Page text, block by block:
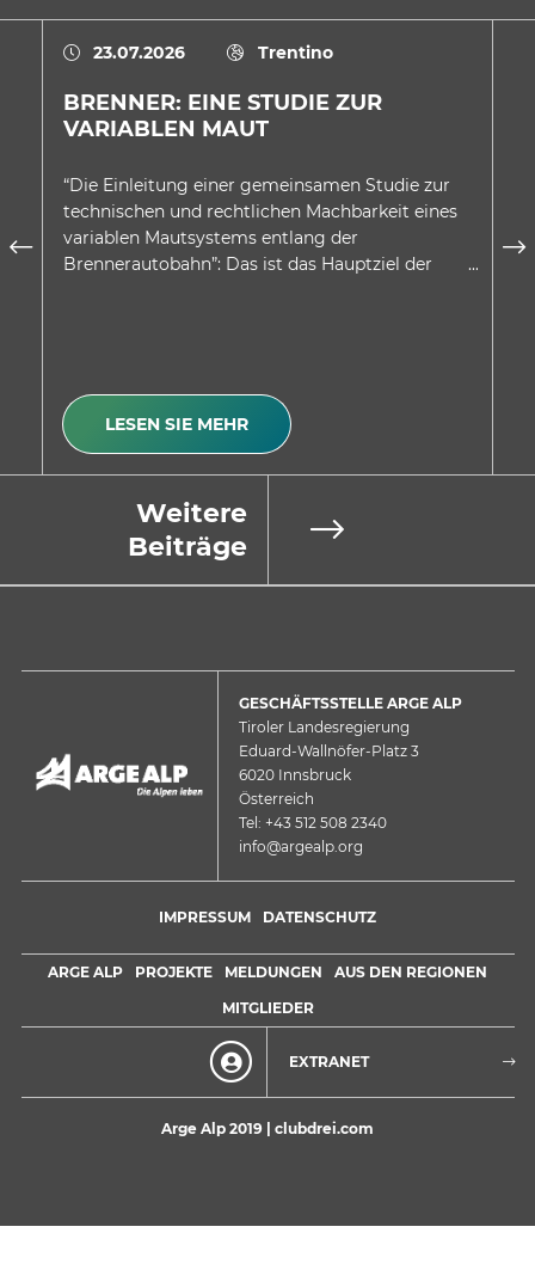
23.07.2026 Trentino
BRENNER: EINE STUDIE ZUR
VARIABLEN MAUT
“Die Einleitung einer gemeinsamen Studie zur
technischen und rechtlichen Machbarkeit eines
variablen Mautsystems entlang der
Brennerautobahn”: Das ist das Hauptziel der
LESEN SIE MEHR
Weitere
Beiträge
GESCHÄFTSSTELLE ARGE ALP
Tiroler Landesregierung
Eduard-Wallnöfer-Platz 3
6020 Innsbruck
Österreich
Tel: +43 512 508 2340
info@argealp.org
IMPRESSUM DATENSCHUTZ
ARGE ALP PROJEKTE MELDUNGEN
AUS DEN REGIONEN
MITGLIEDER
EXTRANET
Arge Alp 2019 | clubdrei.com